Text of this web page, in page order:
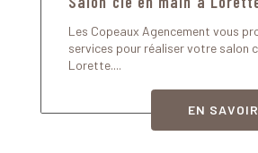
Les Copeaux Agencement vous
services pour réaliser votre salon
Lorette....
EN